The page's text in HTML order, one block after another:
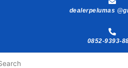
dealerpelumas
0852-9393-